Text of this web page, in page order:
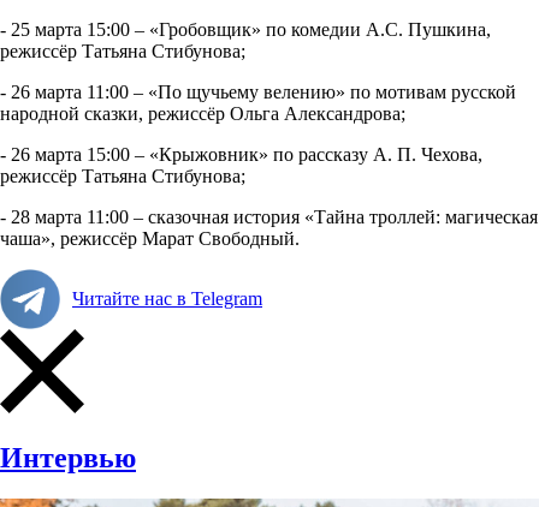
- 25 марта 15:00 – «Гробовщик» по комедии А.С. Пушкина,
режиссёр Татьяна Стибунова;
- 26 марта 11:00 – «По щучьему велению» по мотивам русской
народной сказки, режиссёр Ольга Александрова;
- 26 марта 15:00 – «Крыжовник» по рассказу А. П. Чехова,
режиссёр Татьяна Стибунова;
- 28 марта 11:00 – сказочная история «Тайна троллей: магическая
чаша», режиссёр Марат Свободный.
Читайте нас в Telegram
Интервью